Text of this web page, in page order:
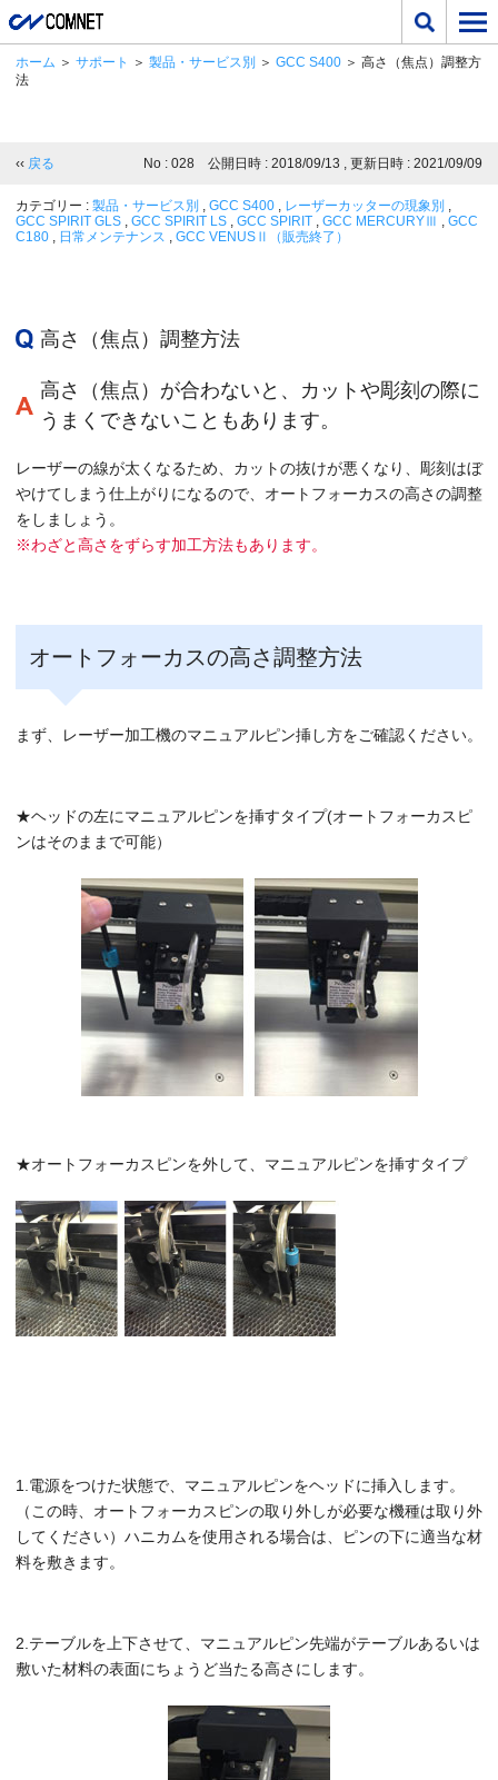
ホーム ＞ サポート ＞ 製品・サービス別 ＞ GCC S400 ＞ 高さ（焦点）調整方
法
‹‹ 戻る No : 028 公開日時 : 2018/09/13 , 更新日時 : 2021/09/09
カテゴリー : 製品・サービス別 , GCC S400 , レーザーカッターの現象別 ,
GCC SPIRIT GLS , GCC SPIRIT LS , GCC SPIRIT , GCC MERCURYⅢ , GCC
C180 , 日常メンテナンス , GCC VENUSⅡ（販売終了）
高さ（焦点）調整方法
高さ（焦点）が合わないと、カットや彫刻の際に
うまくできないこともあります。
レーザーの線が太くなるため、カットの抜けが悪くなり、彫刻はぼ
やけてしまう仕上がりになるので、オートフォーカスの高さの調整
をしましょう。
※わざと高さをずらす加工方法もあります。
オートフォーカスの高さ調整方法
まず、レーザー加工機のマニュアルピン挿し方をご確認ください。
★ヘッドの左にマニュアルピンを挿すタイプ(オートフォーカスピ
ンはそのままで可能）
★オートフォーカスピンを外して、マニュアルピンを挿すタイプ
1.電源をつけた状態で、マニュアルピンをヘッドに挿入します。
（この時、オートフォーカスピンの取り外しが必要な機種は取り外
してください）ハニカムを使用される場合は、ピンの下に適当な材
料を敷きます。
2.テーブルを上下させて、マニュアルピン先端がテーブルあるいは
敷いた材料の表面にちょうど当たる高さにします。